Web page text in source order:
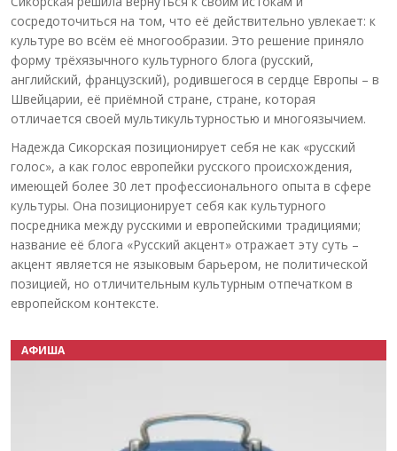
сосредоточиться на том, что её действительно увлекает: к
культуре во всём её многообразии. Это решение приняло
форму трёхязычного культурного блога (русский,
английский, французский), родившегося в сердце Европы – в
Швейцарии, её приёмной стране, стране, которая
отличается своей мультикультурностью и многоязычием.
Надежда Сикорская позиционирует себя не как «русский
голос», а как голос европейки русского происхождения,
имеющей более 30 лет профессионального опыта в сфере
культуры. Она позиционирует себя как культурного
посредника между русскими и европейскими традициями;
название её блога «Русский акцент» отражает эту суть –
акцент является не языковым барьером, не политической
позицией, но отличительным культурным отпечатком в
европейском контексте.
АФИША